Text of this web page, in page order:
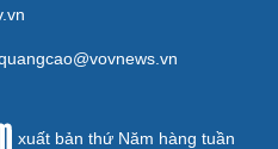
xuất bản thứ Năm hàng tuần